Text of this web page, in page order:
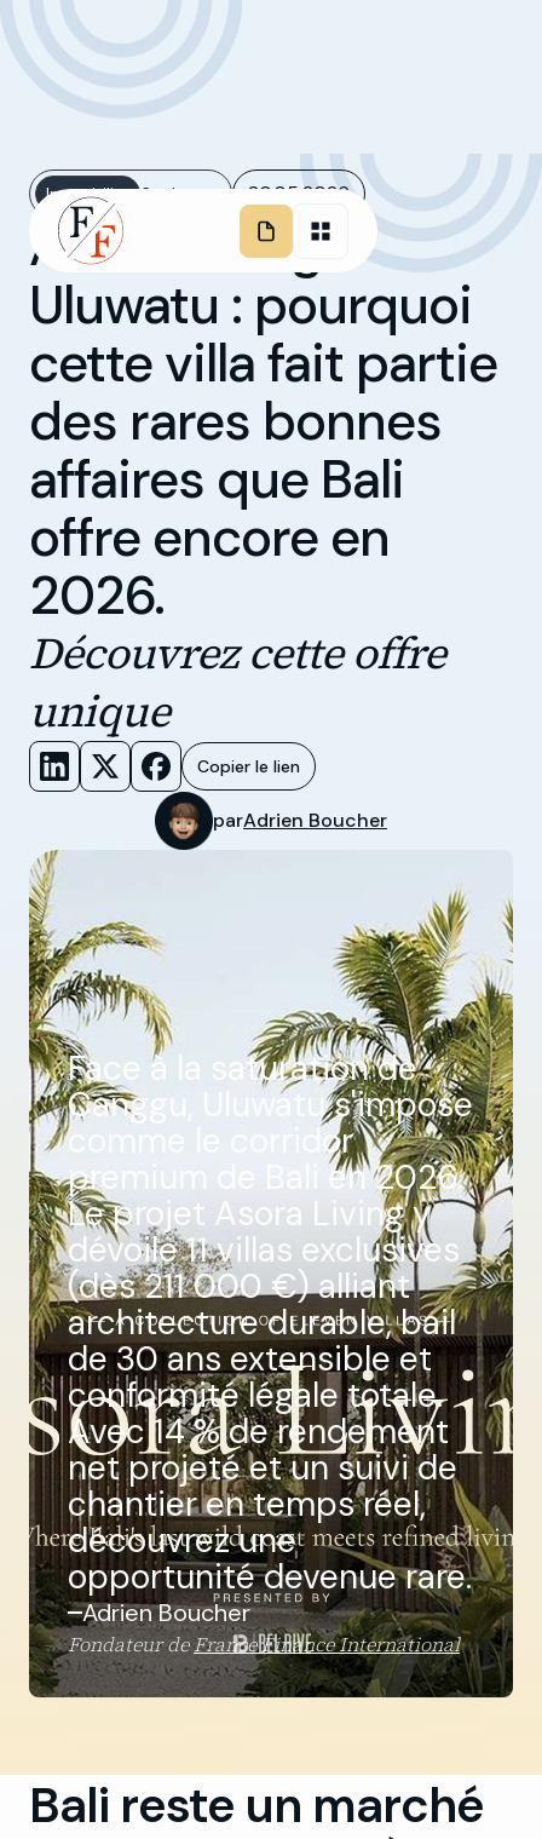
Immobilier 6 minutes 20.05.2026
Asora Living à
Uluwatu : pourquoi
cette villa fait partie
des rares bonnes
affaires que Bali
offre encore en
2026.
Découvrez cette offre
unique
Copier le lien
parAdrien Boucher
Face à la saturation de
Canggu, Uluwatu s'impose
comme le corridor
premium de Bali en 2026.
Le projet Asora Living y
dévoile 11 villas exclusives
(dès 211 000 €) alliant
architecture durable, bail
de 30 ans extensible et
conformité légale totale.
Avec 14 % de rendement
net projeté et un suivi de
chantier en temps réel,
découvrez une
opportunité devenue rare.
Adrien Boucher
Fondateur deFrance Finance International
Bali reste un marché